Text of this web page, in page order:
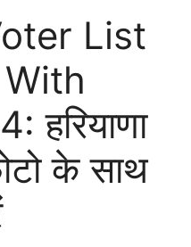
List
हरियाणा
के साथ